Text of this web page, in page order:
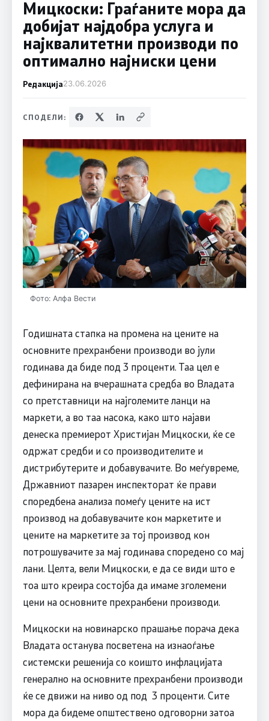
Мицкоски: Граѓаните мора да
добијат најдобра услуга и
најквалитетни производи по
оптимално најниски цени
Редакција23.06.2026
СПОДЕЛИ:
Фото: Алфа Вести
Годишната стапка на промена на цените на
основните прехранбени производи во јули
годинава да биде под 3 проценти. Таа цел е
дефинирана на вчерашната средба во Владата
со претставници на најголемите ланци на
маркети, а во таа насока, како што најави
денеска премиерот Христијан Мицкоски, ќе се
одржат средби и со производителите и
дистрибутерите и добавувачите. Во меѓувреме,
Државниот пазарен инспекторат ќе прави
споредбена анализа помеѓу цените на ист
производ на добавувачите кон маркетите и
цените на маркетите за тој производ кон
потрошувачите за мај годинава споредено со мај
лани. Целта, вели Мицкоски, е да се види што е
тоа што креира состојба да имаме зголемени
цени на основните прехранбени производи.
Мицкоски на новинарско прашање порача дека
Владата останува посветена на изнаоѓање
системски решенија со коишто инфлацијата
генерално на основните прехранбени производи
ќе се движи на ниво од под 3 проценти. Сите
мора да бидеме општествено одговорни затоа